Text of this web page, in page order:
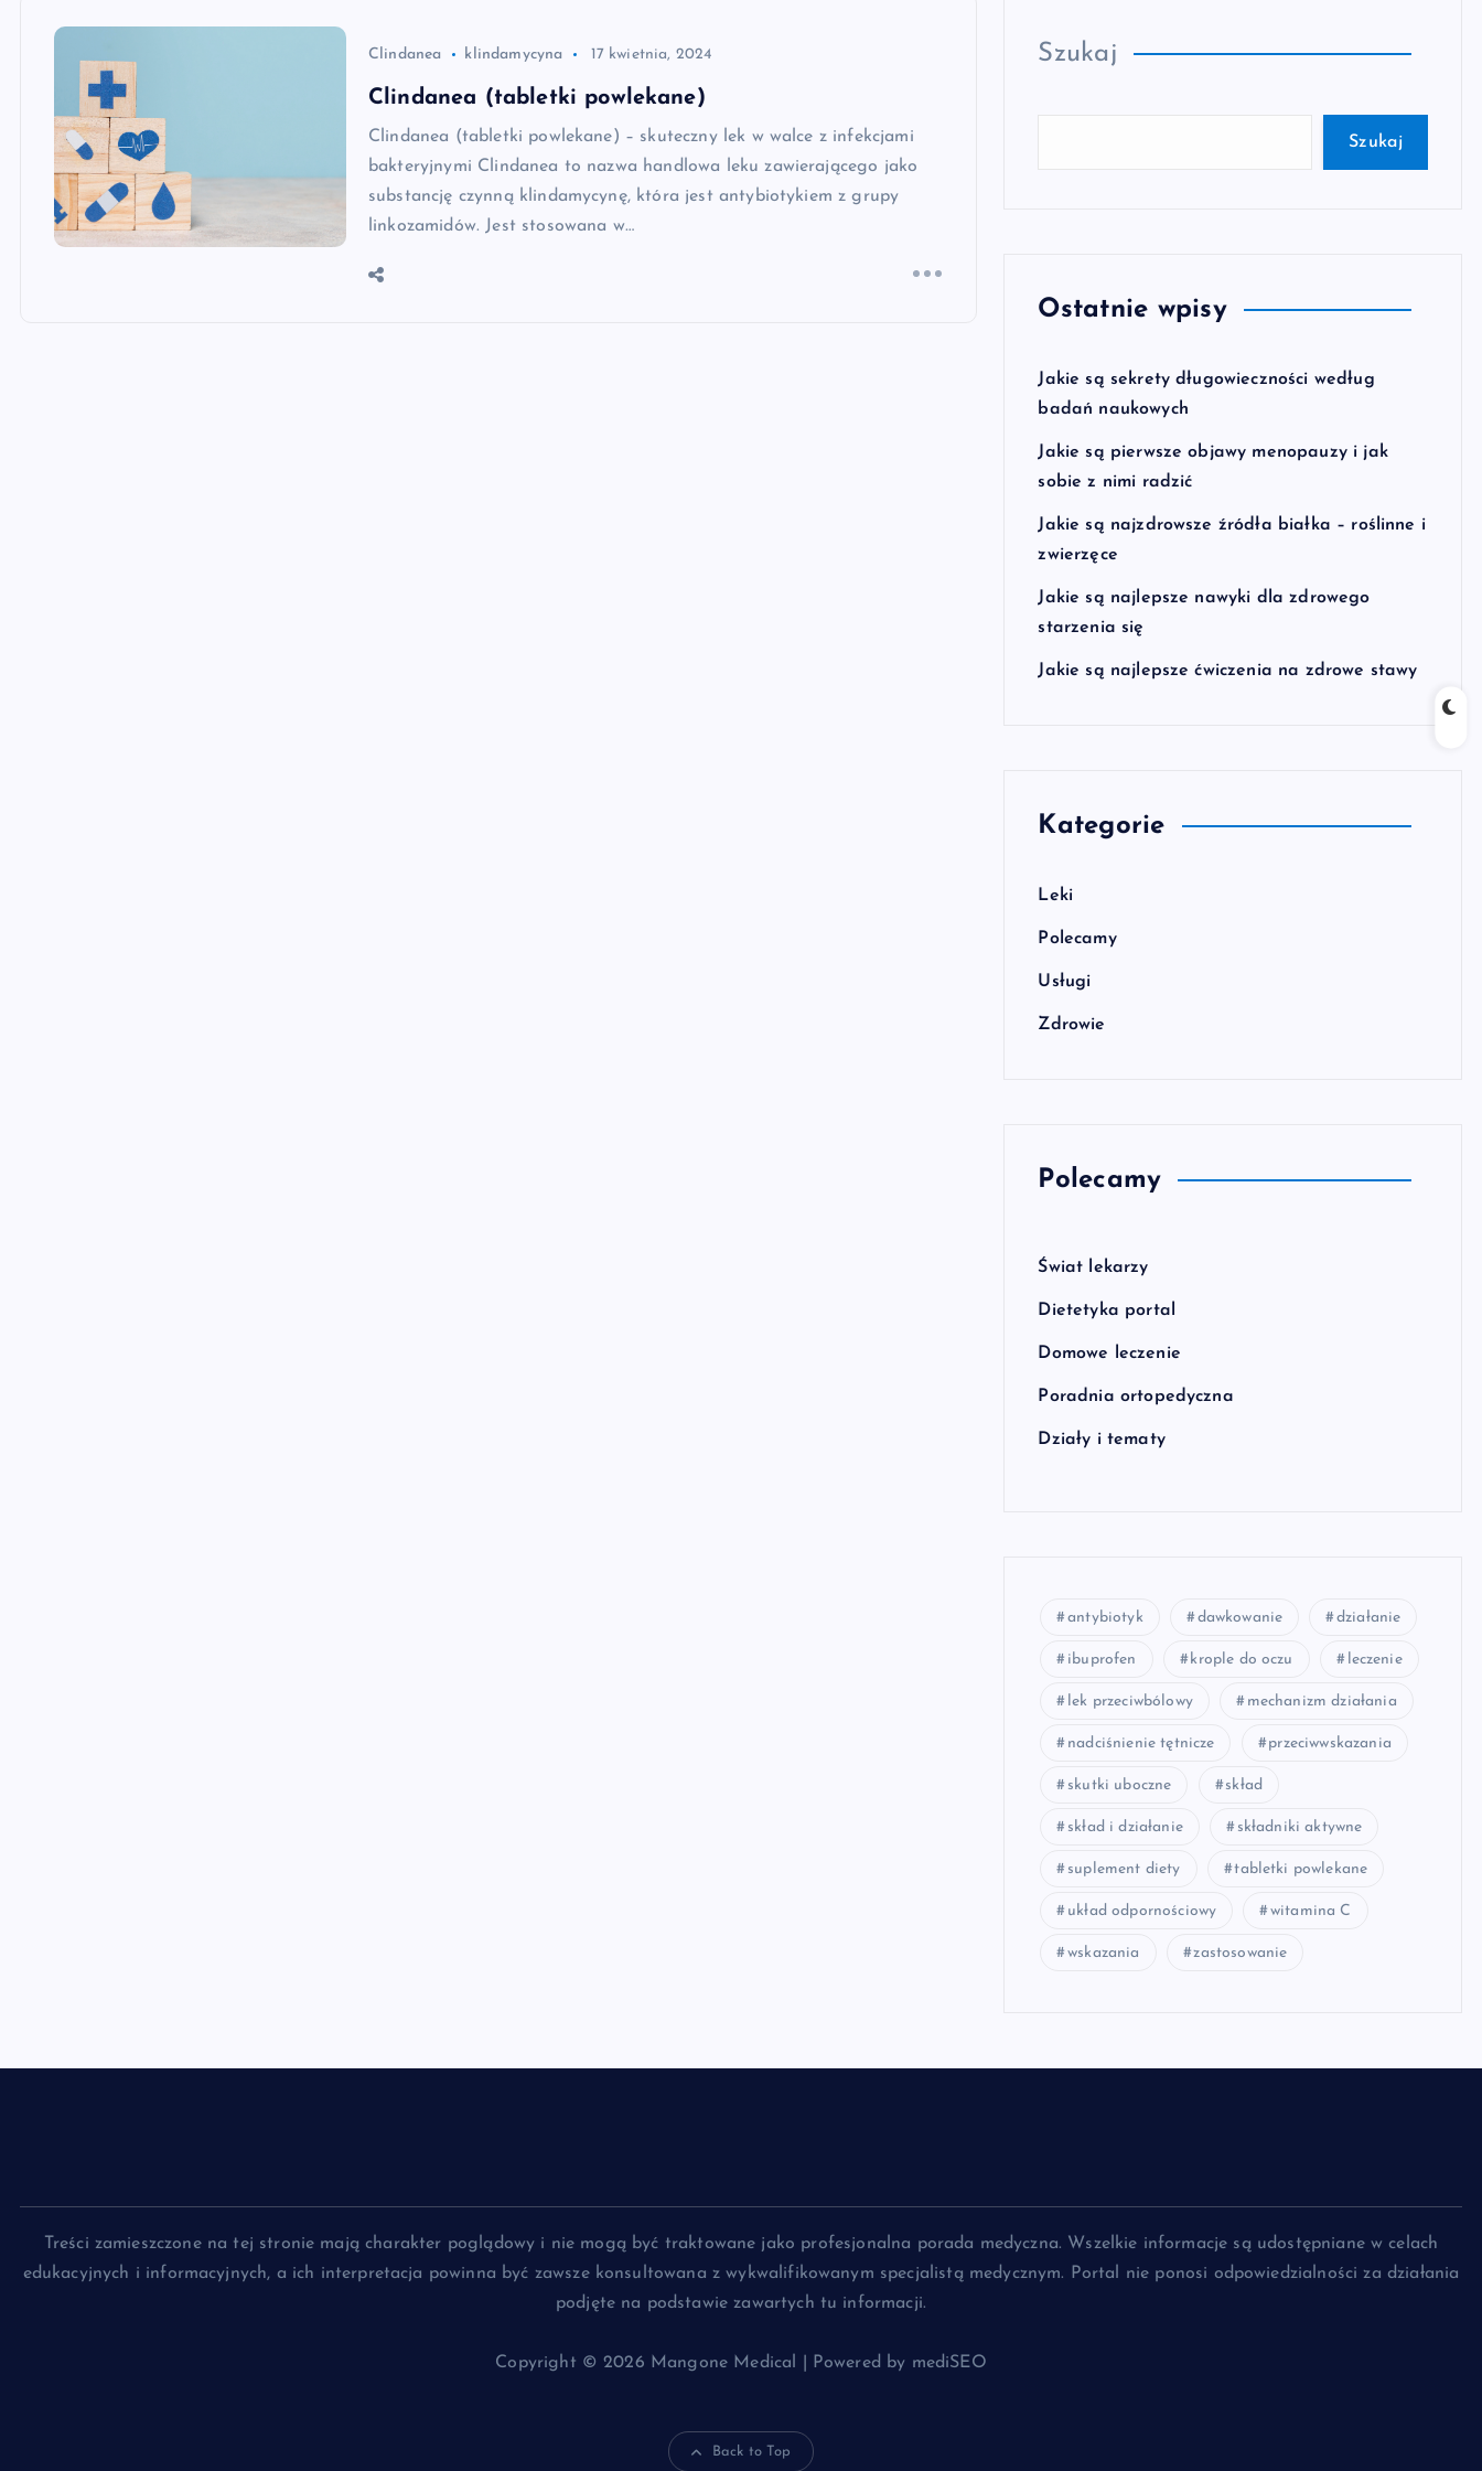
Clindanea klindamycyna 17 kwietnia, 2024
Clindanea (tabletki powlekane)
Clindanea (tabletki powlekane) – skuteczny lek w walce z infekcjami
bakteryjnymi Clindanea to nazwa handlowa leku zawierającego jako
substancję czynną klindamycynę, która jest antybiotykiem z grupy
linkozamidów. Jest stosowana w…
Szukaj
Szukaj
Ostatnie wpisy
Jakie są sekrety długowieczności według
badań naukowych
Jakie są pierwsze objawy menopauzy i jak
sobie z nimi radzić
Jakie są najzdrowsze źródła białka – roślinne i
zwierzęce
Jakie są najlepsze nawyki dla zdrowego
starzenia się
Jakie są najlepsze ćwiczenia na zdrowe stawy
Kategorie
Leki
Polecamy
Usługi
Zdrowie
Polecamy
Świat lekarzy
Dietetyka portal
Domowe leczenie
Poradnia ortopedyczna
Działy i tematy
antybiotyk dawkowanie działanie
ibuprofen krople do oczu leczenie
lek przeciwbólowy mechanizm działania
nadciśnienie tętnicze przeciwwskazania
skutki uboczne skład
skład i działanie składniki aktywne
suplement diety tabletki powlekane
układ odpornościowy witamina C
wskazania zastosowanie
Treści zamieszczone na tej stronie mają charakter poglądowy i nie mogą być traktowane jako profesjonalna porada medyczna. Wszelkie informacje są udostępniane w celach
edukacyjnych i informacyjnych, a ich interpretacja powinna być zawsze konsultowana z wykwalifikowanym specjalistą medycznym. Portal nie ponosi odpowiedzialności za działania
podjęte na podstawie zawartych tu informacji.
Copyright © 2026 Mangone Medical | Powered by mediSEO
Back to Top